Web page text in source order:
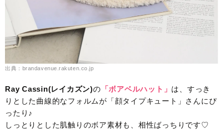
出典：brandavenue.rakuten.co.jp
Ray Cassin(レイカズン)の 「ボアベルハット」 は、すっき
りとした曲線的なフォルムが「顔タイプキュート」さんにぴ
ったり♪
しっとりとした肌触りのボア素材も、相性ばっちりです♡